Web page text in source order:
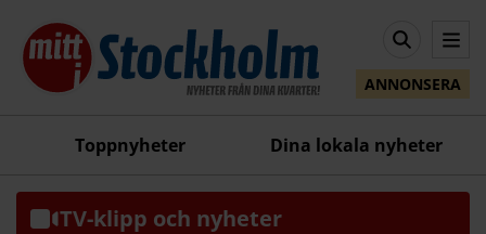
ANNONSERA
Toppnyheter Dina lokala nyheter
TV-klipp och nyheter